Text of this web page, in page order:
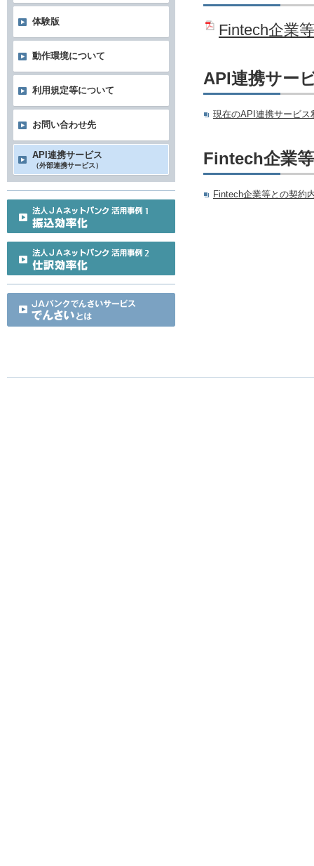
Fintech企業
API連携サー
現在のAPI連携サービス
Fintech企業
Fintech企業等との契約
体験版
動作環境について
利用規定等について
お問い合わせ先
API連携サービス
（外部連携サービス）